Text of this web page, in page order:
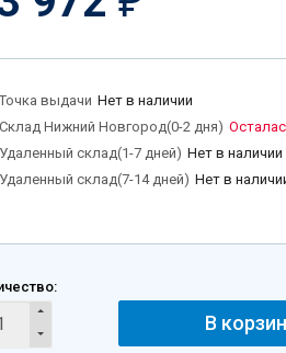
Точка выдачи Нет в наличии
Склад Нижний Новгород(0-2 дня)
Удаленный склад(1-7 дней) Нет в наличии
Удаленный склад(7-14 дней) Нет в
В